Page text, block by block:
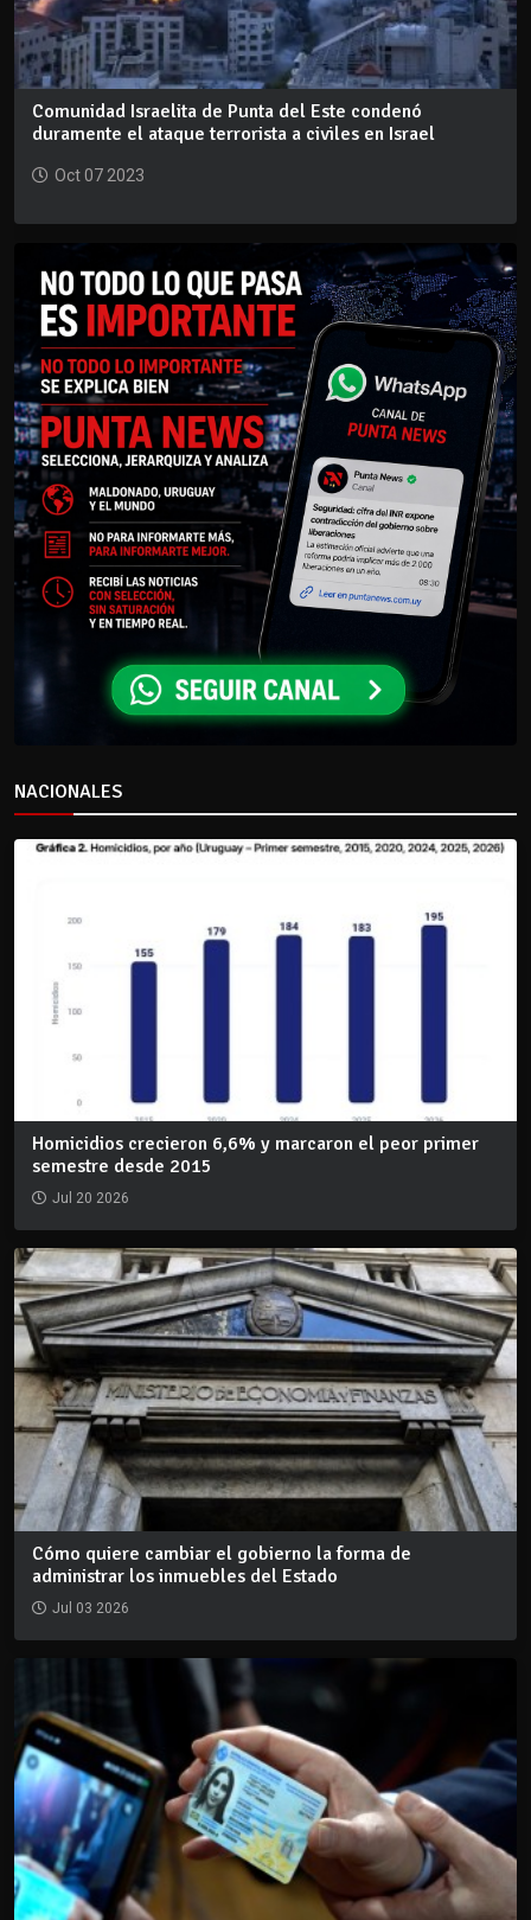
Comunidad Israelita de Punta del Este condenó
duramente el ataque terrorista a civiles en Israel
Oct 07 2023
NACIONALES
Homicidios crecieron 6,6% y marcaron el peor primer
semestre desde 2015
Jul 20 2026
Cómo quiere cambiar el gobierno la forma de
administrar los inmuebles del Estado
Jul 03 2026